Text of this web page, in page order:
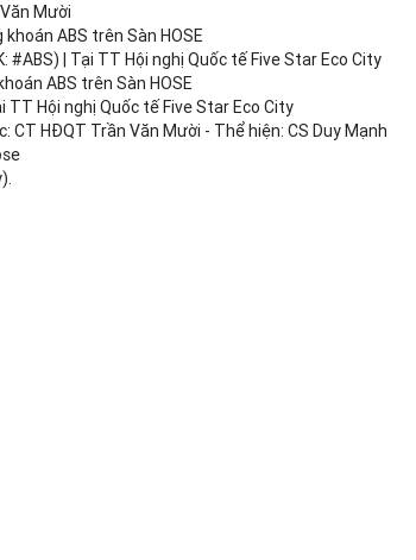
Mười
ABS trên Sàn HOSE
#ABS​​) | Tại TT Hội nghị Quốc tế Five Star Eco City
ABS trên Sàn HOSE
TT Hội nghị Quốc tế Five Star Eco City
HĐQT Trần Văn Mười - Thể hiện: CS Duy Mạnh